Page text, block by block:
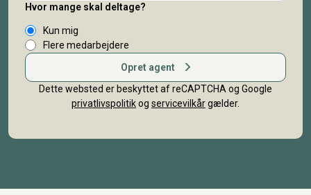
Hvor mange skal deltage?
Kun mig
Flere medarbejdere
Opret agent
Dette websted er beskyttet af reCAPTCHA og Google
privatlivspolitikog servicevilkårgælder.